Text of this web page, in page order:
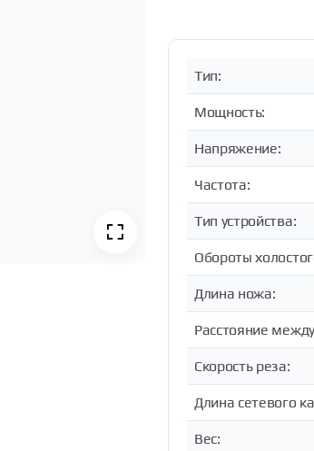
Тип:
Мощность:
Напряжение:
Частота:
Тип устройства:
Обороты
Длина ножа:
Расстояние
Скорость реза:
Длина сетевого
Вес: